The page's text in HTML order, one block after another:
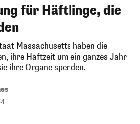
für Häftlinge, die
Massachusetts haben die
ihre Haftzeit um ein ganzes Jahr
ihre Organe spenden.